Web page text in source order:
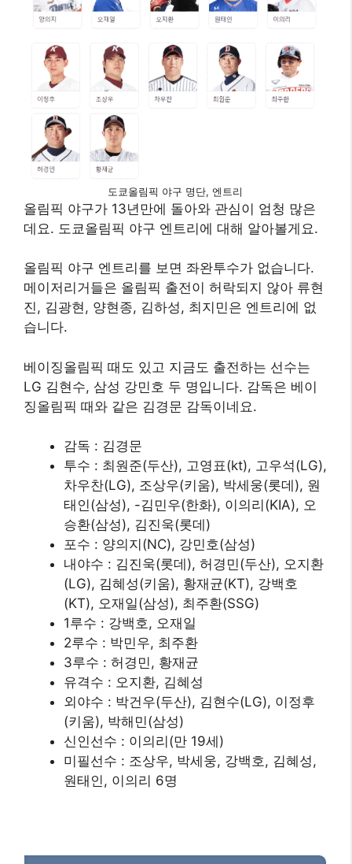
도쿄올림픽 야구 명단, 엔트리
올림픽 야구가 13년만에 돌아와 관심이 엄청 많은
데요. 도쿄올림픽 야구 엔트리에 대해 알아볼게요.
올림픽 야구 엔트리를 보면 좌완투수가 없습니다.
메이저리거들은 올림픽 출전이 허락되지 않아 류현
진, 김광현, 양현종, 김하성, 최지민은 엔트리에 없
습니다.
베이징올림픽 때도 있고 지금도 출전하는 선수는
LG 김현수, 삼성 강민호 두 명입니다. 감독은 베이
징올림픽 때와 같은 김경문 감독이네요.
감독 : 김경문
투수 : 최원준(두산), 고영표(kt), 고우석(LG),
차우찬(LG), 조상우(키움), 박세웅(롯데), 원
태인(삼성), -김민우(한화), 이의리(KIA), 오
승환(삼성), 김진욱(롯데)
포수 : 양의지(NC), 강민호(삼성)
내야수 : 김진욱(롯데), 허경민(두산), 오지환
(LG), 김혜성(키움), 황재균(KT), 강백호
(KT), 오재일(삼성), 최주환(SSG)
1루수 : 강백호, 오재일
2루수 : 박민우, 최주환
3루수 : 허경민, 황재균
유격수 : 오지환, 김혜성
​외야수 : 박건우(두산), 김현수(LG), 이정후
(키움), 박해민(삼성)
​신인선수 : 이의리(만 19세)
미필선수 : 조상우, 박세웅, 강백호, 김혜성,
원태인, 이의리 6명